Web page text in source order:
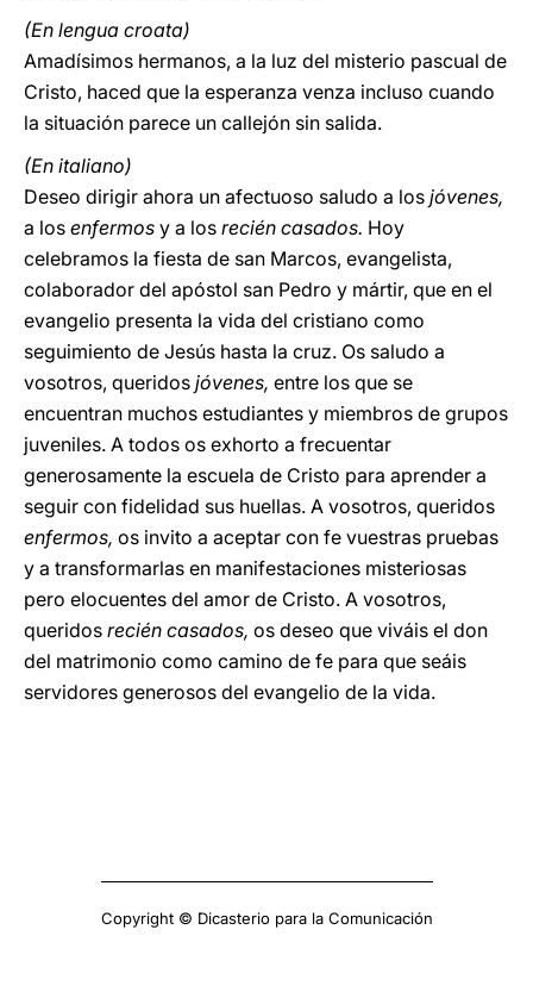
(En lengua croata)
Amadísimos hermanos, a la luz del misterio pascual de
Cristo, haced que la esperanza venza incluso cuando
la situación parece un callejón sin salida.
(En italiano)
Deseo dirigir ahora un afectuoso saludo a los jóvenes,
a los enfermos y a los recién casados. Hoy
celebramos la fiesta de san Marcos, evangelista,
colaborador del apóstol san Pedro y mártir, que en el
evangelio presenta la vida del cristiano como
seguimiento de Jesús hasta la cruz. Os saludo a
vosotros, queridos jóvenes, entre los que se
encuentran muchos estudiantes y miembros de grupos
juveniles. A todos os exhorto a frecuentar
generosamente la escuela de Cristo para aprender a
seguir con fidelidad sus huellas. A vosotros, queridos
enfermos, os invito a aceptar con fe vuestras pruebas
y a transformarlas en manifestaciones misteriosas
pero elocuentes del amor de Cristo. A vosotros,
queridos recién casados, os deseo que viváis el don
del matrimonio como camino de fe para que seáis
servidores generosos del evangelio de la vida.
Copyright © Dicasterio para la Comunicación